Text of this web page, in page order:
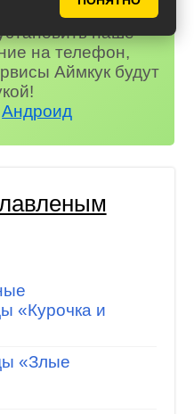
наше
на телефон,
Аймкук будут
Андроид
«Курочка и
«Злые